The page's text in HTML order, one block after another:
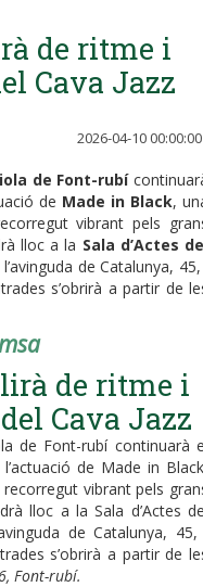
de ritme i
Cava Jazz
2026-04-10 00:00:00
de Font-rubí
de Made in Black,
vibrant pels
lloc a la Sala d’Actes
l’avinguda de Catalunya,
s’obrirà a partir de
de ritme i
Cava Jazz
de Font-rubí continuarà
de Made in
vibrant pels
lloc a la Sala d’Actes
de Catalunya,
s’obrirà a partir de
Font-rubí.